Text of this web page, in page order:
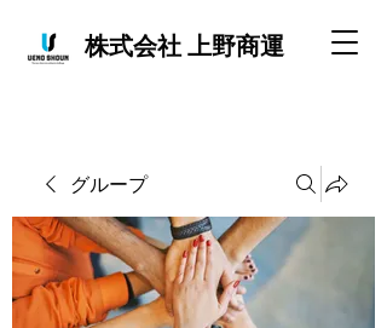
株式会社 上野商運
グループ